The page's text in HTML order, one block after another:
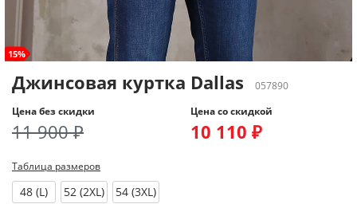
15%
Джинсовая куртка Dallas
057890
Цена без скидки
11 900 ₽
Цена со скидкой
10 110 ₽
Таблица размеров
48 (L) 52 (2XL) 54 (3XL)